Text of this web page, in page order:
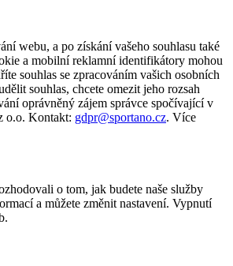
webu, a po získání vašeho souhlasu také
a mobilní reklamní identifikátory mohou
souhlas se zpracováním vašich osobních
souhlas, chcete omezit jeho rozsah
oprávněný zájem správce spočívající v
o.o. Kontakt: gdpr@sportano.cz. Více
o tom, jak budete naše služby
a můžete změnit nastavení. Vypnutí